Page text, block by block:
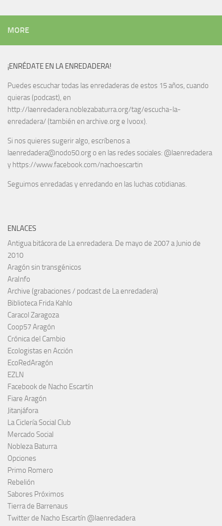
MORE
¡ENRÉDATE EN LA ENREDADERA!
Puedes escuchar todas las enredaderas de estos 15 años, cuando
quieras (podcast), en
http://laenredadera.noblezabaturra.org/tag/escucha-la-
enredadera/ (también en archive.org e Ivoox).
Si nos quieres sugerir algo, escríbenos a
laenredadera@nodo50.org o en las redes sociales: @laenredadera
y https://www.facebook.com/nachoescartin
Seguimos enredadas y enredando en las luchas cotidianas.
ENLACES
Antigua bitácora de La enredadera. De mayo de 2007 a Junio de
2010
Aragón sin transgénicos
AraInfo
Archive (grabaciones / podcast de La enredadera)
Biblioteca Frida Kahlo
Caracol Zaragoza
Coop57 Aragón
Crónica del Cambio
Ecologistas en Acción
EcoRedAragón
EZLN
Facebook de Nacho Escartín
Fiare Aragón
Jitanjáfora
La Ciclería Social Club
Mercado Social
Nobleza Baturra
Opciones
Primo Romero
Rebelión
Sabores Próximos
Tierra de Barrenaus
Twitter de Nacho Escartín @laenredadera